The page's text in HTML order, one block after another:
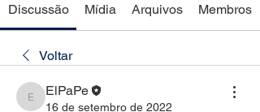
Discussão Mídia Arquivos Membros
Voltar
ElPaPe
ElPaPe
16 de setembro de 2022